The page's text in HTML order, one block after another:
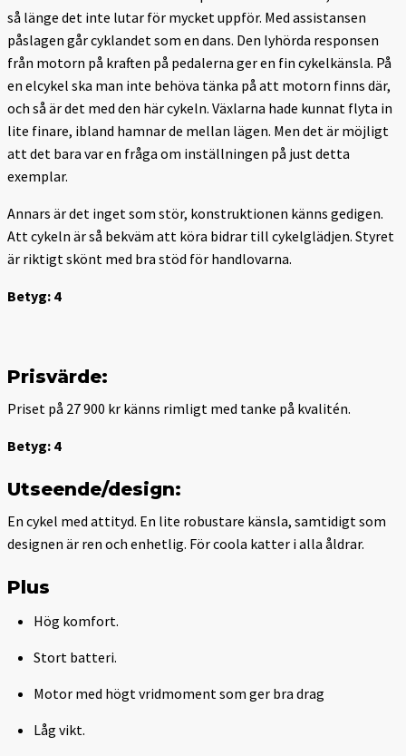
så länge det inte lutar för mycket uppför. Med assistansen
påslagen går cyklandet som en dans. Den lyhörda responsen
från motorn på kraften på pedalerna ger en fin cykelkänsla. På
en elcykel ska man inte behöva tänka på att motorn finns där,
och så är det med den här cykeln. Växlarna hade kunnat flyta in
lite finare, ibland hamnar de mellan lägen. Men det är möjligt
att det bara var en fråga om inställningen på just detta
exemplar.
Annars är det inget som stör, konstruktionen känns gedigen.
Att cykeln är så bekväm att köra bidrar till cykelglädjen. Styret
är riktigt skönt med bra stöd för handlovarna.
Betyg: 4
Prisvärde:
Priset på 27 900 kr känns rimligt med tanke på kvalitén.
Betyg: 4
Utseende/design:
En cykel med attityd. En lite robustare känsla, samtidigt som
designen är ren och enhetlig. För coola katter i alla åldrar.
Plus
Hög komfort.
Stort batteri.
Motor med högt vridmoment som ger bra drag
Låg vikt.